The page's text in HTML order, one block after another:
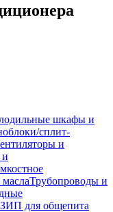
шкафы и
сплит-
и
Трубопроводы и
ЗИП для общепита